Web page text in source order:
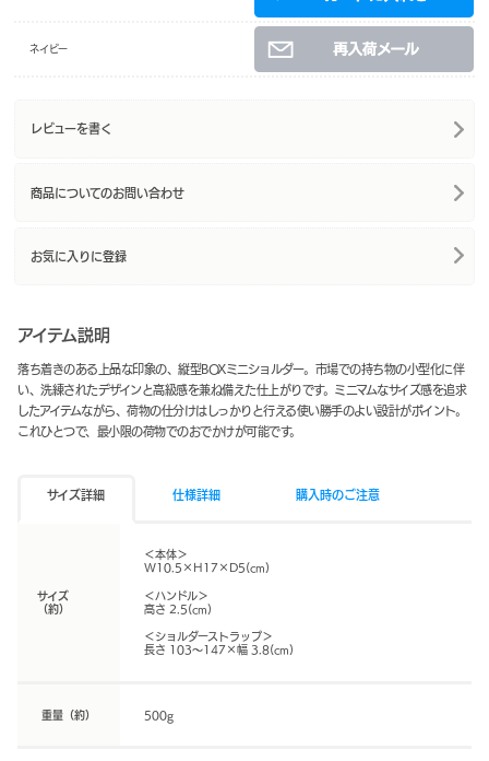
ネイビー
レビューを書く
商品についてのお問い合わせ
お気に入りに登録
アイテム説明
落ち着きのある上品な印象の、縦型BOXミニショルダー。市場での持ち物の小型化に伴
い、洗練されたデザインと高級感を兼ね備えた仕上がりです。ミニマムなサイズ感を追求
したアイテムながら、荷物の仕分けはしっかりと行える使い勝手のよい設計がポイント。
これひとつで、最小限の荷物でのおでかけが可能です。
サイズ詳細 仕様詳細 購入時のご注意
サイズ
（約）
＜本体＞
W10.5×H17×D5(cm)
＜ハンドル＞
高さ 2.5(cm)
＜ショルダーストラップ＞
長さ 103～147×幅 3.8(cm)
重量（約） 500g